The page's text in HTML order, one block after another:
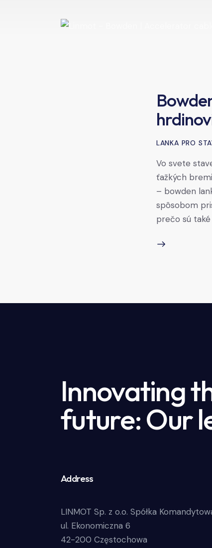
LANKA PRO
Vo svete
ťažkých
– bowden
spôsobom
prečo sú
Innovating
future: Our
Address
LINMOT Sp. z o.o. Spółka
ul. Ekonomiczna 6
42-200 Częstochowa